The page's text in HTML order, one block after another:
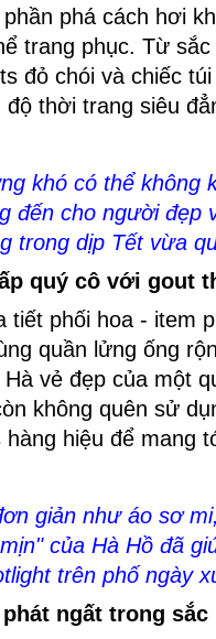
phá cách hơi
trang phục. Từ
đỏ chói và chiếc
độ thời trang siêu
khó có thể không
đến cho người đẹp
trong dịp Tết vừa
quý cô với gout
tiết phối hoa - item
quần lửng ống
vẻ đẹp của một
không quên sử
hiệu để mang
giản như áo sơ
của Hà Hồ đã
trên phố ngày
phát ngất trong